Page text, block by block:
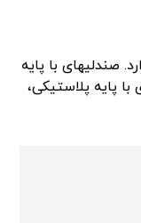
صندلیهای با پایه
با پایه پلاستیکی،